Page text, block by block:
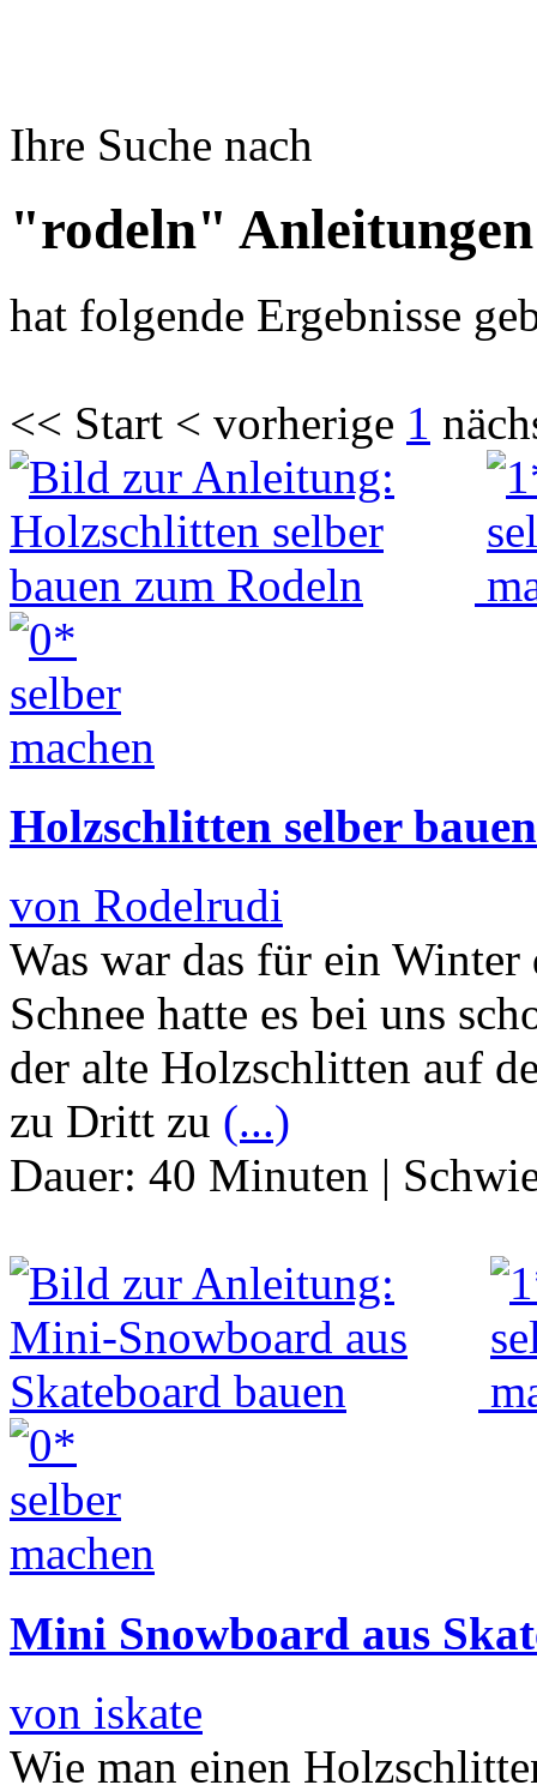
Ihre Suche nach
"rodeln" Anleitungen
hat folgende Ergebnisse
<< Start < vorherige 1
Holzschlitten selber
von Rodelrudi
Was war das für ein
Schnee hatte es bei uns
der alte Holzschlitten auf
zu Dritt zu (...)
Dauer: 40 Minuten |
Mini Snowboard aus
von iskate
Wie man einen